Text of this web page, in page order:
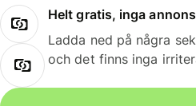
Helt gratis, inga
Ladda ned på några
och det finns inga